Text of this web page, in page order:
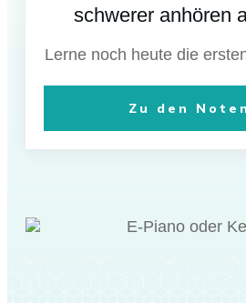
schwerer anhören
Lerne noch heute die
Zu den Noten